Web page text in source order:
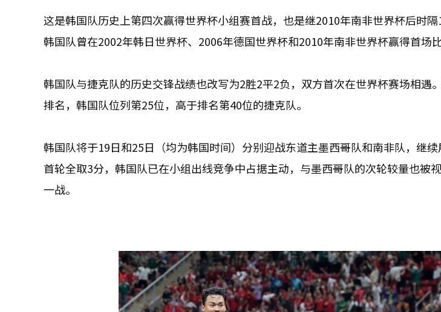
这是韩国队历史上第四次赢得世界杯小组赛首战，也是继2010年南非世界杯后时隔
韩国队曾在2002年韩日世界杯、2006年德国世界杯和2010年南非世界杯赢得首场比
韩国队与捷克队的历史交锋战绩也改写为2胜2平2负，双方首次在世界杯赛场相遇。
排名，韩国队位列第25位，高于排名第40位的捷克队。
韩国队将于19日和25日（均为韩国时间）分别迎战东道主墨西哥队和南非队，继
首轮全取3分，韩国队已在小组出线竞争中占据主动，与墨西哥队的次轮较量也被
一战。